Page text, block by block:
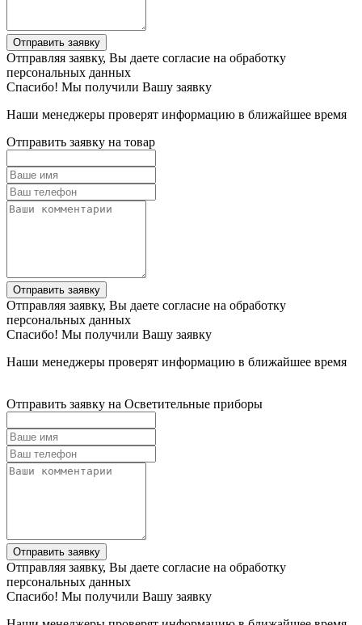
Отправить заявку
Отправляя заявку, Вы даете согласие на обработку
персональных данных
Спасибо! Мы получили Вашу заявку
Наши менеджеры проверят информацию в ближайшее время
Отправить заявку на товар
Отправить заявку
Отправляя заявку, Вы даете согласие на обработку
персональных данных
Спасибо! Мы получили Вашу заявку
Наши менеджеры проверят информацию в ближайшее время
Отправить заявку на Осветительные приборы
Отправить заявку
Отправляя заявку, Вы даете согласие на обработку
персональных данных
Спасибо! Мы получили Вашу заявку